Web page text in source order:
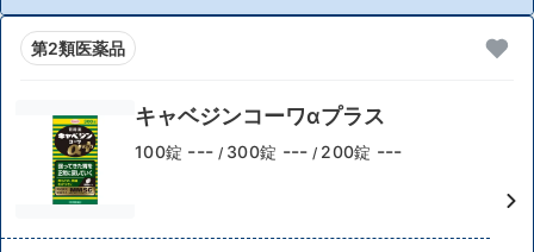
第2類医薬品
キャベジンコーワαプラス
100錠 --- / 300錠 --- / 200錠 ---